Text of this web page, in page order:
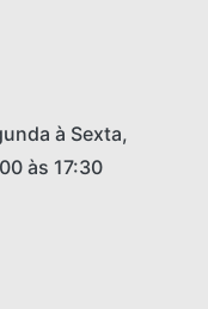
à Sexta,
às 17:30